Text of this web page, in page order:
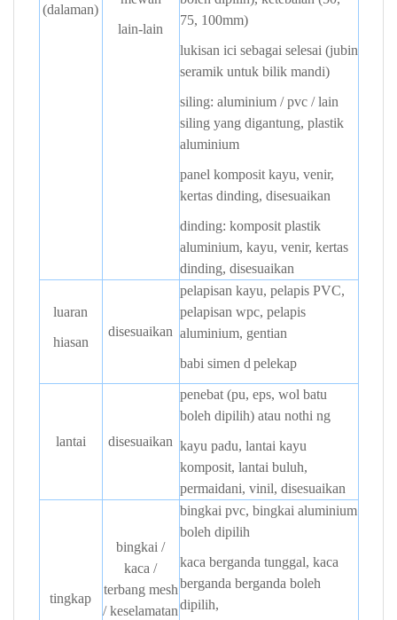
(dalaman)
lain-lain
75, 100mm)
lukisan ici sebagai selesai (jubin
seramik untuk bilik mandi)
siling: aluminium / pvc / lain
siling yang digantung, plastik
aluminium
panel kompositkayu, venir,
kertas dinding, disesuaikan
dinding: komposit plastik
aluminium, kayu, venir, kertas
dinding, disesuaikan
luaran
hiasan
disesuaikan
pelapisan kayu, pelapis PVC,
pelapisan wpc, pelapis
aluminium, gentian
babi simen d pelekap
lantai disesuaikan
penebat (pu, eps, wol batu
boleh dipilih) atau nothi ng
kayu padu, lantai kayu
komposit, lantai buluh,
permaidani, vinil, disesuaikan
tingkap
bingkai /
kaca /
terbang mesh
/ keselamatan
bingkai pvc, bingkai aluminium
boleh dipilih
kaca berganda tunggal, kaca
berganda berganda boleh
dipilih,